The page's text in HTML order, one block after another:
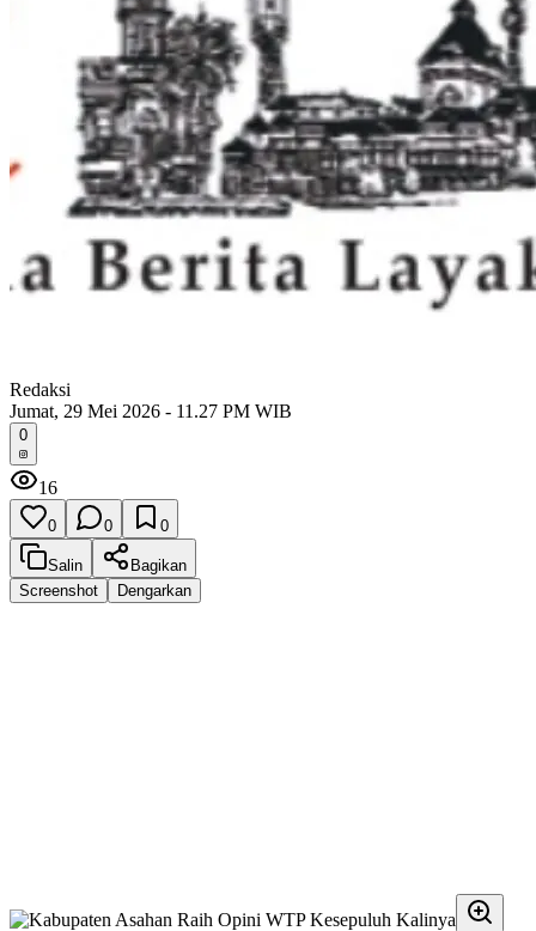
Redaksi
Jumat, 29 Mei 2026 - 11.27 PM WIB
0
16
0 0 0
Salin
Bagikan
Screenshot
Dengarkan